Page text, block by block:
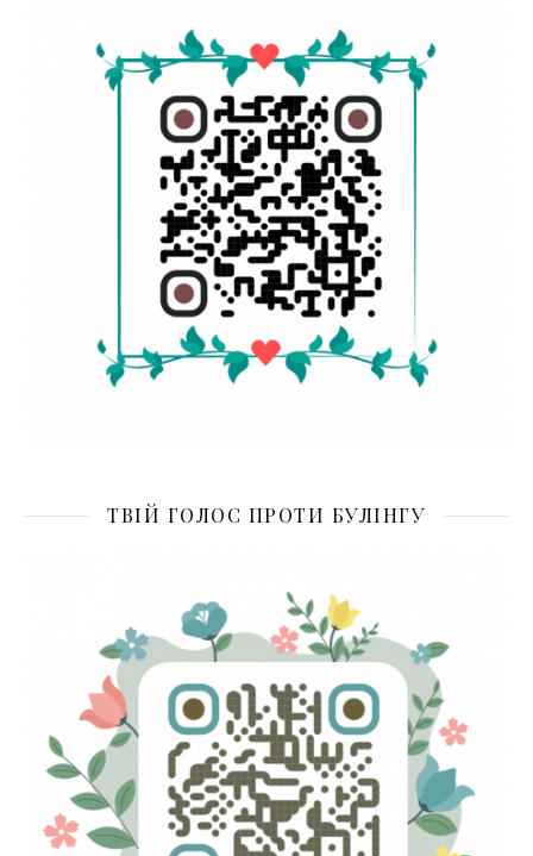
ТВІЙ ГОЛОС ПРОТИ БУЛІНГУ